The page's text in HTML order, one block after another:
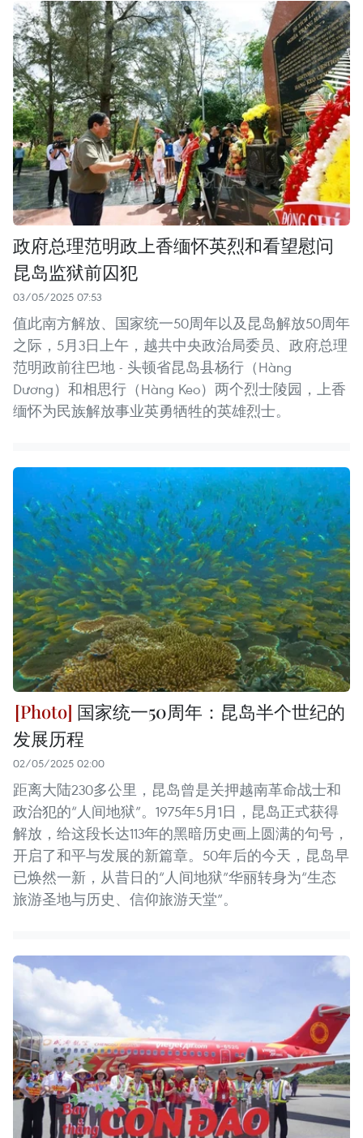
政府总理范明政上香缅怀英烈和看望慰问
昆岛监狱前囚犯
03/05/2025 07:53
值此南方解放、国家统一50周年以及昆岛解放50周年
之际，5月3日上午，越共中央政治局委员、政府总理
范明政前往巴地 - 头顿省昆岛县杨行（Hàng
Dương）和相思行（Hàng Keo）两个烈士陵园，上香
缅怀为民族解放事业英勇牺牲的英雄烈士。
国家统一50周年：昆岛半个世纪的
发展历程
02/05/2025 02:00
距离大陆230多公里，昆岛曾是关押越南革命战士和
政治犯的“人间地狱”。1975年5月1日，昆岛正式获得
解放，给这段长达113年的黑暗历史画上圆满的句号，
开启了和平与发展的新篇章。50年后的今天，昆岛早
已焕然一新，从昔日的“人间地狱”华丽转身为“生态
旅游圣地与历史、信仰旅游天堂”。